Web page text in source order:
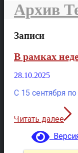
Архив
Записи
В рамках
28.10.2025
С 15 сентября
Читать далее